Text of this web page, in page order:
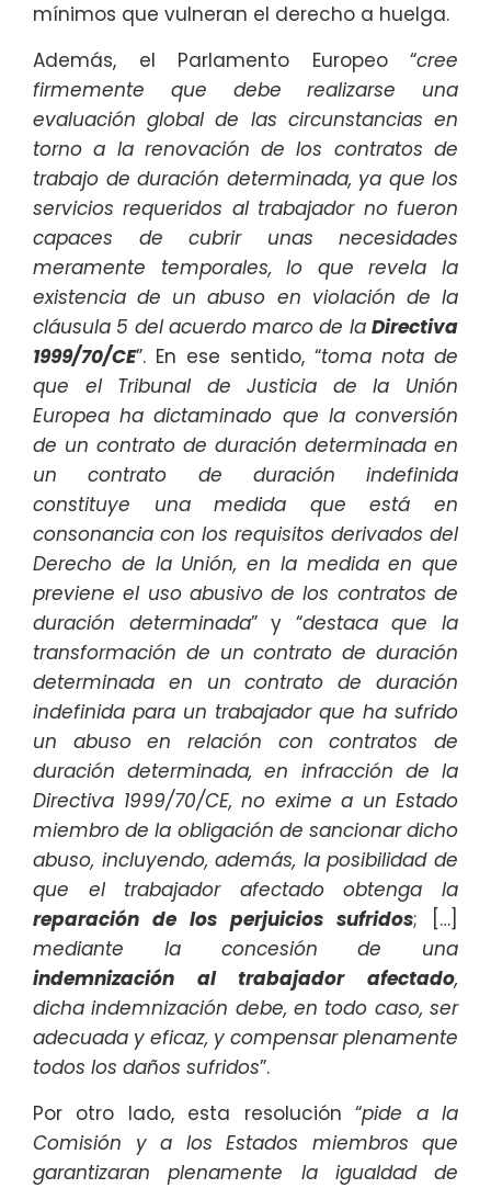
mínimos que vulneran el derecho a huelga.
Además, el Parlamento Europeo “cree
firmemente que debe realizarse una
evaluación global de las circunstancias en
torno a la renovación de los contratos de
trabajo de duración determinada, ya que los
servicios requeridos al trabajador no fueron
capaces de cubrir unas necesidades
meramente temporales, lo que revela la
existencia de un abuso en violación de la
cláusula 5 del acuerdo marco de la Directiva
1999/70/CE”. En ese sentido, “toma nota de
que el Tribunal de Justicia de la Unión
Europea ha dictaminado que la conversión
de un contrato de duración determinada en
un contrato de duración indefinida
constituye una medida que está en
consonancia con los requisitos derivados del
Derecho de la Unión, en la medida en que
previene el uso abusivo de los contratos de
duración determinada” y “destaca que la
transformación de un contrato de duración
determinada en un contrato de duración
indefinida para un trabajador que ha sufrido
un abuso en relación con contratos de
duración determinada, en infracción de la
Directiva 1999/70/CE, no exime a un Estado
miembro de la obligación de sancionar dicho
abuso, incluyendo, además, la posibilidad de
que el trabajador afectado obtenga la
reparación de los perjuicios sufridos; […]
mediante la concesión de una
indemnización al trabajador afectado,
dicha indemnización debe, en todo caso, ser
adecuada y eficaz, y compensar plenamente
todos los daños sufridos”.
Por otro lado, esta resolución “pide a la
Comisión y a los Estados miembros que
garantizaran plenamente la igualdad de